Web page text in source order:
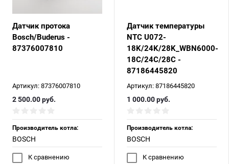
Датчик протока
Bosch/Buderus -
87376007810
Артикул: 87376007810
2 500.00руб.
Производитель котла:
BOSCH
К сравнению
Датчик температуры
NTC U072-
18K/24K/28K_WBN6000-
18C/24C/28C -
87186445820
Артикул: 87186445820
1 000.00руб.
Производитель котла:
BOSCH
К сравнению